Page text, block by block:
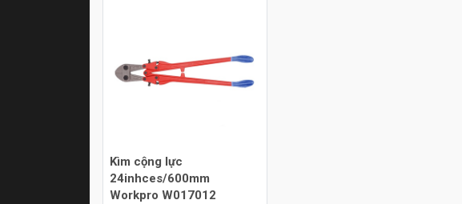
Kìm cộng lực
24inhces/600mm
Workpro W017012